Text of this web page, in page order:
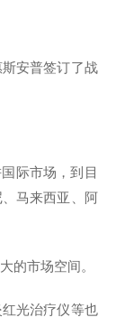
安普签订了战
际市场，到目
马来西亚、阿
的市场空间。
光治疗仪等也